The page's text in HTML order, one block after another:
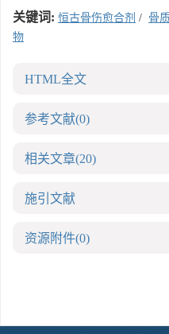
关键词: 恒古骨伤愈合剂 / 骨
物
HTML全文
参考文献(0)
相关文章(20)
施引文献
资源附件(0)